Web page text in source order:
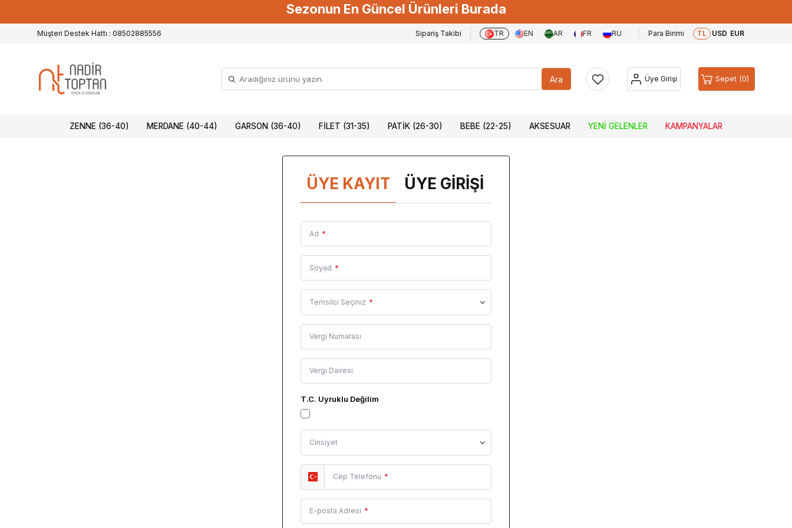
Sezonun En Güncel Ürünleri Burada
Müşteri Destek Hattı : 08502885556 Sipariş Takibi TR EN AR FR RU Para Birimi TL USD EUR
Ara Üye Girişi Sepet 0
ZENNE (36-40) MERDANE (40-44) GARSON (36-40) FILET (31-35) PATIK (26-30) BEBE (22-25) AKSESUAR YENI GELENLER KAMPANYALAR
ÜYE KAYIT ÜYE GIRIŞI
Ad *
Soyad *
Temsilci Seçiniz *
Vergi Numarası
Vergi Dairesi
T.C. Uyruklu Değilim
Cinsiyet
Cep Telefonu *
E-posta Adresi *